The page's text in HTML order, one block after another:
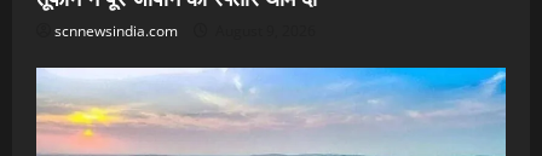
scnnewsindia.com